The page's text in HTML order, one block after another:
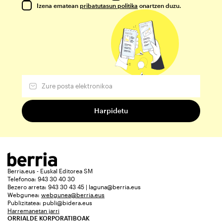
Izena ematean pribatutasun politika onartzen duzu.
Berria.eus - Euskal Editorea SM
Telefonoa: 943 30 40 30
Bezero arreta: 943 30 43 45 | laguna@berria.eus
Webgunea: webgunea@berria.eus
Publizitatea: publi@bidera.eus
Harremanetan jarri
ORRIALDE KORPORATIBOAK